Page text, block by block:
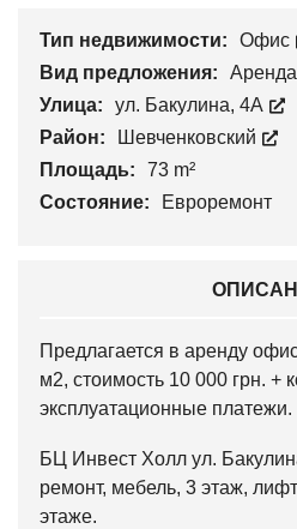
Тип недвижимости:
Офис
Вид предложения:
Аренда
Улица:
ул. Бакулина, 4А
Район:
Шевченковский
Площадь:
73 m²
Состояние:
Евроремонт
Предлагается в аренду
м2, стоимость 10 000 грн. +
эксплуатационные платежи.
БЦ Инвест Холл ул.
ремонт, мебель, 3 этаж,
этаже.